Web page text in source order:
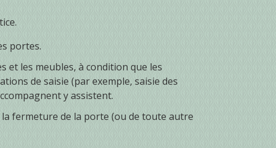
portes.
et les meubles, à condition que les
de saisie (par exemple, saisie des
y assistent.
fermeture de la porte (ou de toute autre